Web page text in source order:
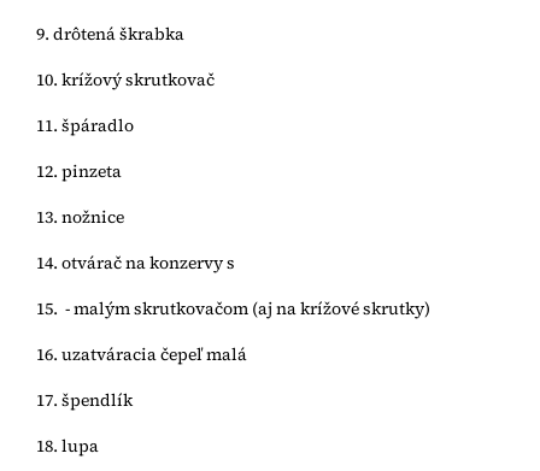
9. drôtená škrabka
10. krížový skrutkovač
11. špáradlo
12. pinzeta
13. nožnice
14. otvárač na konzervy s
15. - malým skrutkovačom (aj na krížové skrutky)
16. uzatváracia čepeľ malá
17. špendlík
18. lupa